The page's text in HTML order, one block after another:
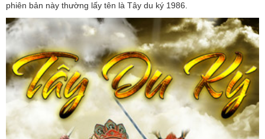
phiên bản này thường lấy tên là Tây du ký 1986.